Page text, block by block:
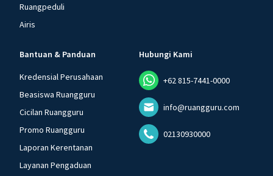
Ruangpeduli
Airis
Bantuan & Panduan
Kredensial Perusahaan
Beasiswa Ruangguru
Cicilan Ruangguru
Promo Ruangguru
Laporan Kerentanan
Layanan Pengaduan
Hubungi Kami
+62 815-7441-0000
info@ruangguru.com
02130930000